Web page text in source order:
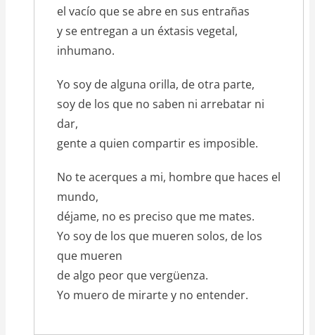
el vacío que se abre en sus entrañas
y se entregan a un éxtasis vegetal,
inhumano.
Yo soy de alguna orilla, de otra parte,
soy de los que no saben ni arrebatar ni
dar,
gente a quien compartir es imposible.
No te acerques a mi, hombre que haces el
mundo,
déjame, no es preciso que me mates.
Yo soy de los que mueren solos, de los
que mueren
de algo peor que vergüenza.
Yo muero de mirarte y no entender.